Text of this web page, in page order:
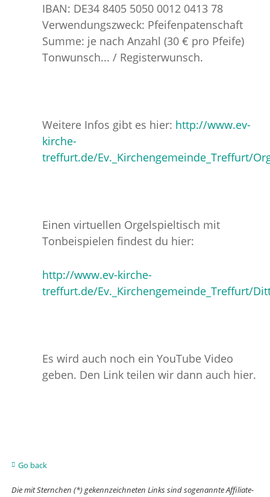
IBAN: DE34 8405 5050 0012 0413 78
Verwendungszweck: Pfeifenpatenschaft
Summe: je nach Anzahl (30 € pro Pfeife)
Tonwunsch... / Registerwunsch.
Weitere Infos gibt es hier: http://www.ev-
kirche-
treffurt.de/Ev._Kirchengemeinde_Treffurt/
Einen virtuellen Orgelspieltisch mit
Tonbeispielen findest du hier:
http://www.ev-kirche-
treffurt.de/Ev._Kirchengemeinde_Treffurt/
Es wird auch noch ein YouTube Video
geben. Den Link teilen wir dann auch hier.
Go back
Die mit Sternchen (*) gekennzeichneten Links sind sogenannte Affiliate-